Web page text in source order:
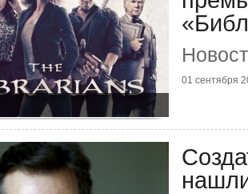
01 сентября